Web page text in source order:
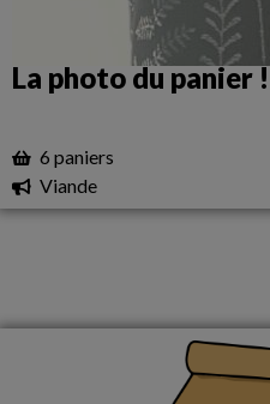
La photo du panier !
6 paniers
Viande